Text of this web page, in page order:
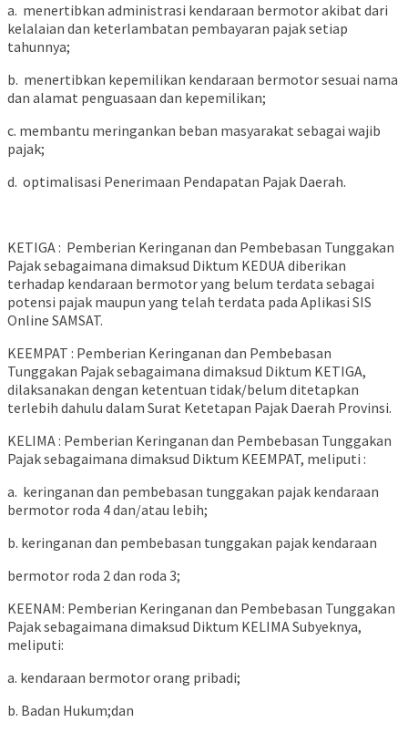
a. menertibkan administrasi kendaraan bermotor akibat dari
kelalaian dan keterlambatan pembayaran pajak setiap
tahunnya;
b. menertibkan kepemilikan kendaraan bermotor sesuai nama
dan alamat penguasaan dan kepemilikan;
c. membantu meringankan beban masyarakat sebagai wajib
pajak;
d. optimalisasi Penerimaan Pendapatan Pajak Daerah.
KETIGA : Pemberian Keringanan dan Pembebasan Tunggakan
Pajak sebagaimana dimaksud Diktum KEDUA diberikan
terhadap kendaraan bermotor yang belum terdata sebagai
potensi pajak maupun yang telah terdata pada Aplikasi SIS
Online SAMSAT.
KEEMPAT : Pemberian Keringanan dan Pembebasan
Tunggakan Pajak sebagaimana dimaksud Diktum KETIGA,
dilaksanakan dengan ketentuan tidak/belum ditetapkan
terlebih dahulu dalam Surat Ketetapan Pajak Daerah Provinsi.
KELIMA : Pemberian Keringanan dan Pembebasan Tunggakan
Pajak sebagaimana dimaksud Diktum KEEMPAT, meliputi :
a. keringanan dan pembebasan tunggakan pajak kendaraan
bermotor roda 4 dan/atau lebih;
b. keringanan dan pembebasan tunggakan pajak kendaraan
bermotor roda 2 dan roda 3;
KEENAM: Pemberian Keringanan dan Pembebasan Tunggakan
Pajak sebagaimana dimaksud Diktum KELIMA Subyeknya,
meliputi:
a. kendaraan bermotor orang pribadi;
b. Badan Hukum;dan